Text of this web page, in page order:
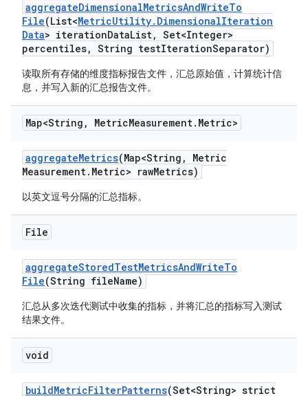
aggregateDimensionalMetricsAndWriteTo
File(List<MetricUtility. DimensionalIteration
Data> iterationDataList, Set<Integer>
percentiles, String testIterationSeparator)
读取所有存储的维度指标报告文件，汇总原始值，计算统计信
息，并写入新的汇总报告文件。
Map<String , MetricMeasurement. Metric>
aggregateMetrics(Map<String ,
Metric
Measurement. Metric> rawMetrics)
以英文逗号分隔的汇总指标。
File
aggregateStoredTestMetricsAndWriteTo
File(String fileName)
汇总从多次迭代测试中收集的指标，并将汇总的指标写入测试
结果文件。
void
buildMetricFilterPatterns(Set<String> strict